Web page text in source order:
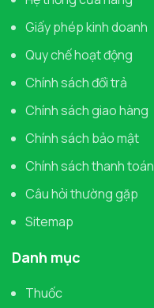
Giấy phép kinh doanh
Quy chế hoạt động
Chính sách đổi trả
Chính sách giao hàng
Chính sách bảo mật
Chính sách thanh toán
Câu hỏi thường gặp
Sitemap
Danh mục
Thuốc